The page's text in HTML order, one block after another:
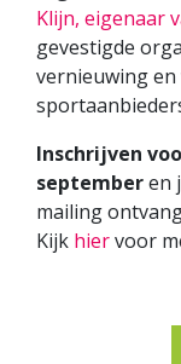
Klijn, eigenaar
gevestigde
vernieuwing
Inschrijven
septemberen
mailing
Kijk hiervoor